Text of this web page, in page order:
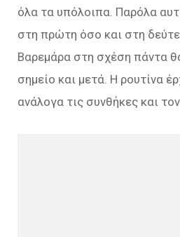
όλα τα υπόλοιπα. Παρόλα
στη πρώτη όσο και στη
Βαρεμάρα στη σχέση πάντα
σημείο και μετά. Η ρουτίνα
ανάλογα τις συνθήκες και